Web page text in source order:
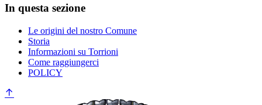
In questa sezione
Le origini del nostro Comune
Storia
Informazioni su Torrioni
Come raggiungerci
POLICY